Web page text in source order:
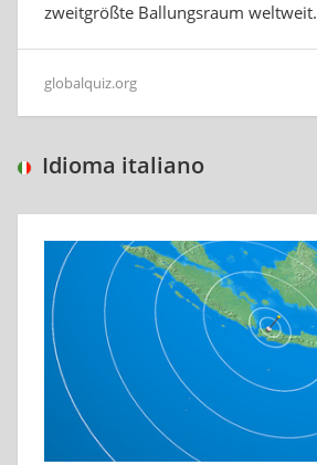
zweitgrößte Ballungsraum weltweit.
globalquiz.org
Idioma italiano